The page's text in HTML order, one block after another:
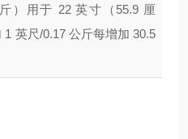
）用于 22 英寸（55.9 厘
英尺/0.17 公斤每增加 30.5